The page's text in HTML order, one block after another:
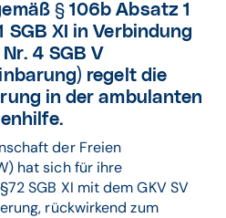
§ 106b Absatz 1
XI in Verbindung
4 SGB V
regelt die
in der ambulanten
der Freien
hat sich für ihre
SGB XI mit dem GKV SV
rückwirkend zum